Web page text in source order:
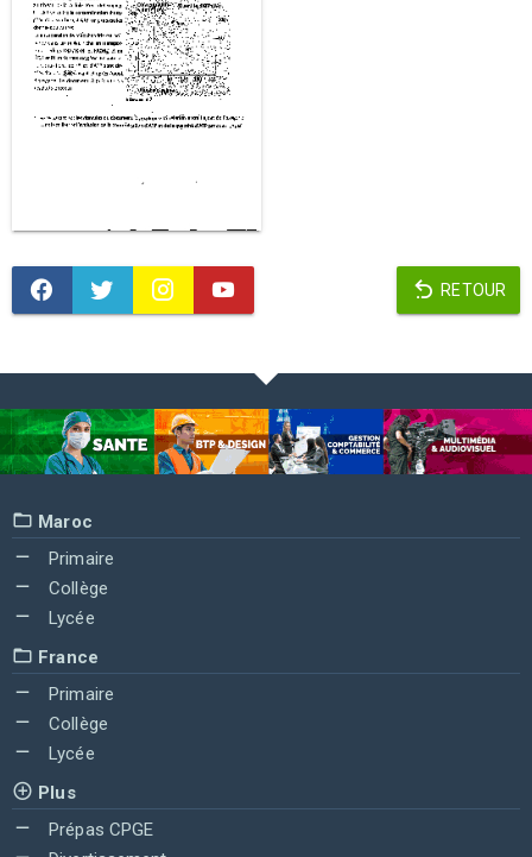
RETOUR
Maroc
Primaire
Collège
Lycée
France
Primaire
Collège
Lycée
Plus
Prépas CPGE